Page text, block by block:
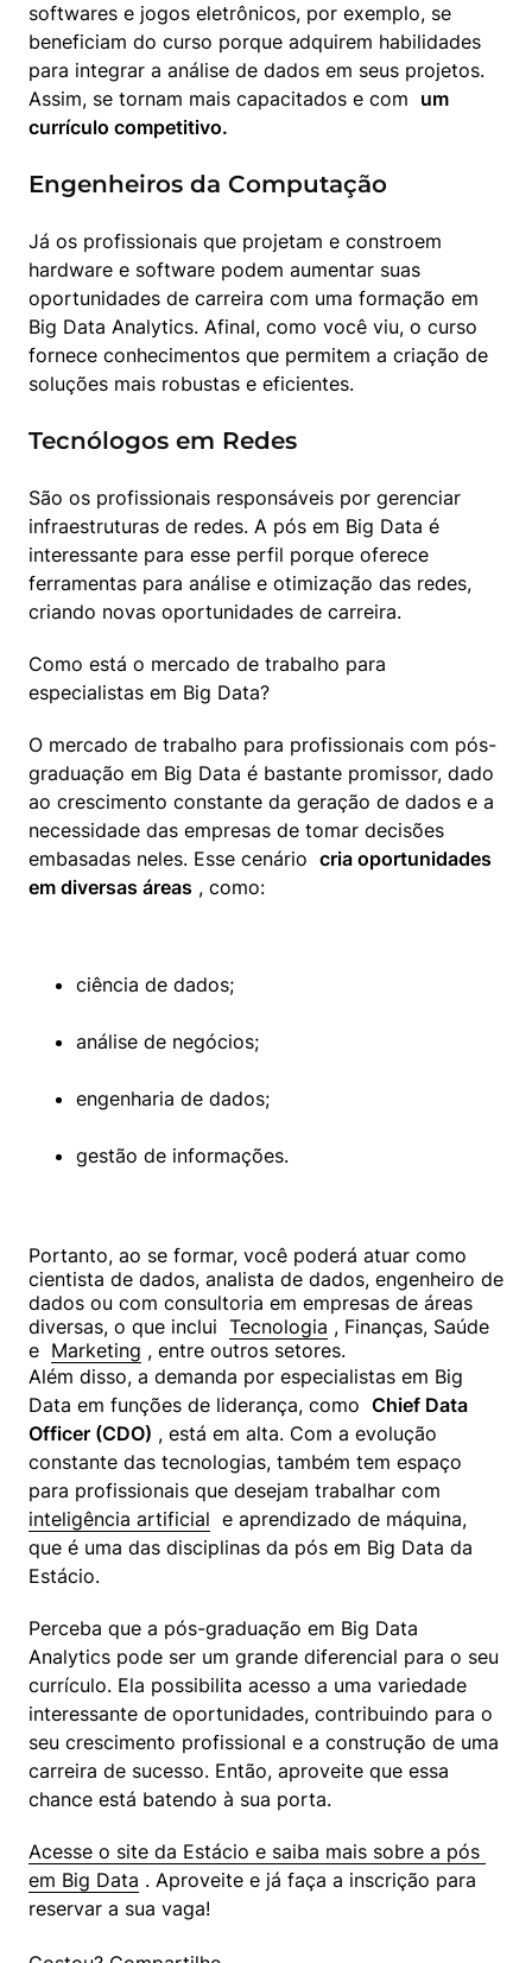
softwares e jogos eletrônicos, por exemplo, se
beneficiam do curso porque adquirem habilidades
para integrar a análise de dados em seus projetos.
Assim, se tornam mais capacitados e com um
currículo competitivo.
Engenheiros da Computação
Já os profissionais que projetam e constroem
hardware e software podem aumentar suas
oportunidades de carreira com uma formação em
Big Data Analytics. Afinal, como você viu, o curso
fornece conhecimentos que permitem a criação de
soluções mais robustas e eficientes.
Tecnólogos em Redes
São os profissionais responsáveis por gerenciar
infraestruturas de redes. A pós em Big Data é
interessante para esse perfil porque oferece
ferramentas para análise e otimização das redes,
criando novas oportunidades de carreira.
Como está o mercado de trabalho para
especialistas em Big Data?
O mercado de trabalho para profissionais com pós-
graduação em Big Data é bastante promissor, dado
ao crescimento constante da geração de dados e a
necessidade das empresas de tomar decisões
embasadas neles. Esse cenário cria oportunidades
em diversas áreas , como:
ciência de dados;
análise de negócios;
engenharia de dados;
gestão de informações.
Portanto, ao se formar, você poderá atuar como
cientista de dados, analista de dados, engenheiro de
dados ou com consultoria em empresas de áreas
diversas, o que inclui Tecnologia , Finanças, Saúde
e Marketing
Além disso, a demanda por especialistas em Big
Data em funções de liderança, como Chief Data
Officer (CDO) , está em alta. Com a evolução
constante das tecnologias, também tem espaço
inteligência artificial
  e aprendizado de máquina,
que é uma das disciplinas da pós em Big Data da
Estácio.
Perceba que a pós-graduação em Big Data
Analytics pode ser um grande diferencial para o seu
currículo. Ela possibilita acesso a uma variedade
interessante de oportunidades, contribuindo para o
seu crescimento profissional e a construção de uma
carreira de sucesso. Então, aproveite que essa
chance está batendo à sua porta.
Acesse o site da Estácio e saiba mais sobre a pós
em Big Data . Aproveite e já faça a inscrição para
reservar a sua vaga!